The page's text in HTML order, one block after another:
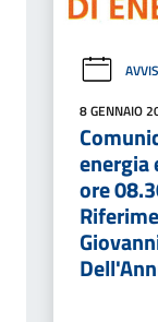
8 GENNAIO
energia
ore